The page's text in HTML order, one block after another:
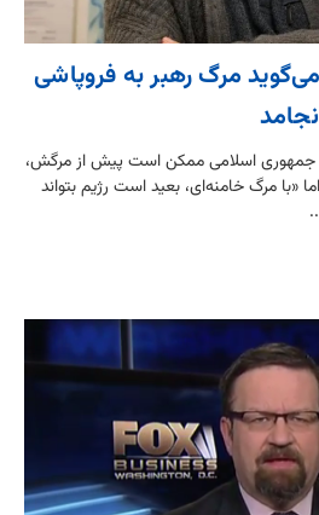
مرگ رهبر به فروپاشی
جمهوری اسلامی ممکن است پیش از مرگش،
«با مرگ خامنه‌ای، بعید است رژیم بتواند